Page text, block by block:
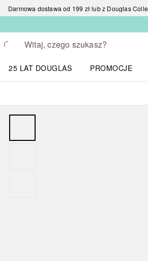
Darmowa dostawa od 199 zł lub z Douglas
Wracać
Wykonaj wyszukiwanie
25 LAT DOUGLAS
PROMOCJE